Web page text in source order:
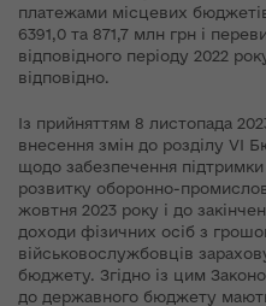
платежами місцевих
6391,0 та 871,7 млн грн і
відповідного періоду 2022
відповідно.
Із прийняттям 8 листопада
внесення змін до розділу VI
щодо забезпечення
розвитку оборонно-
жовтня 2023 року і до
доходи фізичних осіб з
військовослужбовців
бюджету. Згідно із цим
до державного бюджету